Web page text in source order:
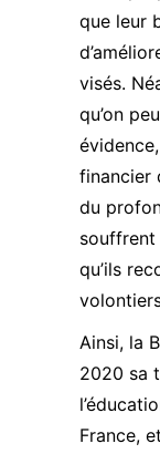
que leur
visés.
qu’on
financier
du
souffrent
qu’ils
Ainsi, la
2020 sa
France,